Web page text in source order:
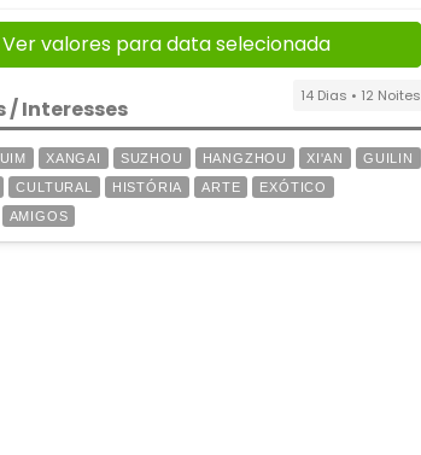
Ver valores para data selecionada
14 Dias • 12 Noites
/ Interesses
XANGAI SUZHOU HANGZHOU XI'AN
GUILIN
CULTURAL HISTÓRIA ARTE
EXÓTICO
AMIGOS